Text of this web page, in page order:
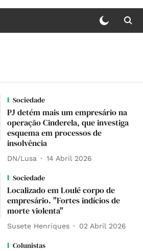
Sociedade
PJ detém mais um empresário na
operação Cinderela, que investiga
esquema em processos de
insolvência
DN/Lusa 14 Abril 2026
Sociedade
Localizado em Loulé corpo de
empresário. "Fortes indícios de
morte violenta"
Susete Henriques 02 Abril 2026
Colunistas